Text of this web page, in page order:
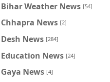
Bihar Weather News [54]
Chhapra News [2]
Desh News [284]
Education News [24]
Gaya News [4]